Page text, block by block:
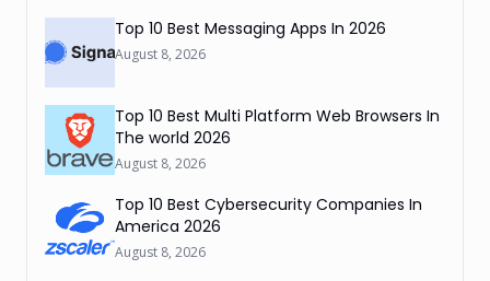
Top 10 Best Messaging Apps In 2026
August 8, 2026
Top 10 Best Multi Platform Web Browsers In
The world 2026
August 8, 2026
Top 10 Best Cybersecurity Companies In
America 2026
August 8, 2026